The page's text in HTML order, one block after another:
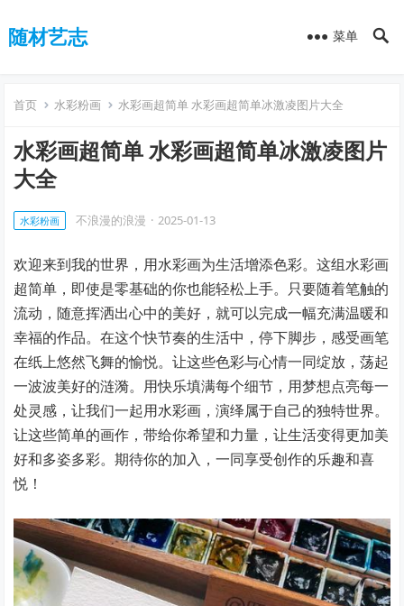
随材艺志 菜单
首页 水彩粉画 水彩画超简单 水彩画超简单冰激凌图片大全
水彩画超简单 水彩画超简单冰激凌图片
大全
水彩粉画 不浪漫的浪漫 · 2025-01-13
欢迎来到我的世界，用水彩画为生活增添色彩。这组水彩画
超简单，即使是零基础的你也能轻松上手。只要随着笔触的
流动，随意挥洒出心中的美好，就可以完成一幅充满温暖和
幸福的作品。在这个快节奏的生活中，停下脚步，感受画笔
在纸上悠然飞舞的愉悦。让这些色彩与心情一同绽放，荡起
一波波美好的涟漪。用快乐填满每个细节，用梦想点亮每一
处灵感，让我们一起用水彩画，演绎属于自己的独特世界。
让这些简单的画作，带给你希望和力量，让生活变得更加美
好和多姿多彩。期待你的加入，一同享受创作的乐趣和喜
悦！